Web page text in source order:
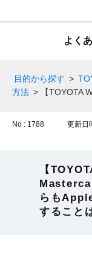
よく
目的から探す >
方法 > 【TOYOTA
No : 1788 更新日
【
らも
すること